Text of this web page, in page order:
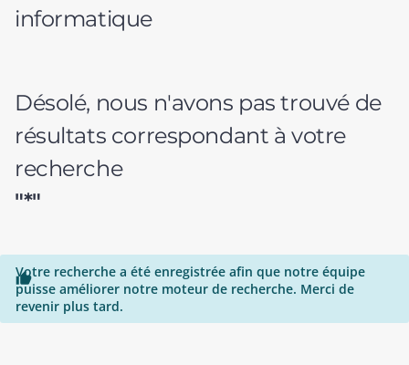
informatique
Désolé, nous n'avons pas trouvé de
résultats correspondant à votre
recherche
"*"

Votre recherche a été enregistrée afin que notre équipe
puisse améliorer notre moteur de recherche. Merci de
revenir plus tard.